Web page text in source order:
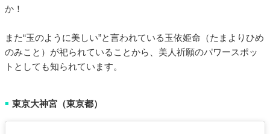
か！
また“玉のように美しい”と言われている玉依姫命（たまよりひめ
のみこと）が祀られていることから、美人祈願のパワースポッ
トとしても知られています。
■ 東京大神宮（東京都）